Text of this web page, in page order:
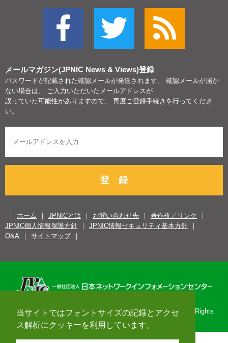
当サイトではフォントサイズの記録とアクセ
ス解析にクッキーを利用しています。
メールマガジン(JPNIC News & Views)登録
パスワードが記載された確認メールが発送されます。 確認メールが届か
ない場合は、 ご入力いただいたメールアドレスが
誤っていた可能性がありますので、 再度ご登録手続きを行ってくださ
い。
登 録
ホーム JPNICとは お問い合わせ先
著作権／リンク
JPNIC個人情報保護方針
JPNIC情報セキュリティ基本方針
Q&A
サイトマップ
Copyright© 1996-2026 Japan Network Information Center. All Rights
Reserved.